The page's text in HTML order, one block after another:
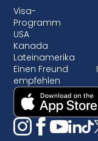
Visa-
Programm
USA
Kanada
Lateinamerika
Einen Freund
empfehlen
I